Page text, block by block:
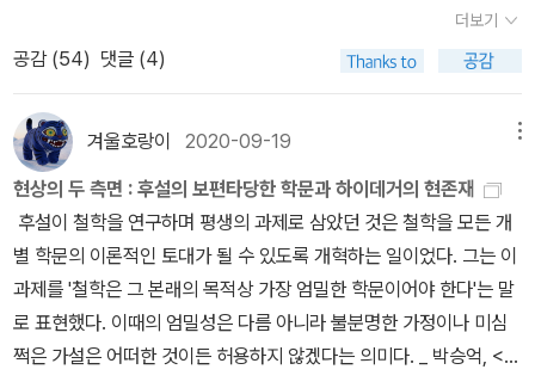
다. <판단력 비판>의 주제이기도 한 '나는 무엇을 희망해도 좋은가?'
라는 질문과 답을 통해 칸트는 우리가 윤리적으로 행위해야 하는 이
심 및 실천적 관심)은 다음의 세 물음으로 통합된다. 1. 나는 무엇을
알 수 있는가? 2. 나는 무엇을 행해야만 하는가? 3. 나는 무엇을 희망
해도 좋은가? 첫째 물음은 순전히 사변적이다. 우리는 이 물음에 대
해 가능한 모든 답변들을 남김없이 파헤쳤으며, 마침내 이성이 충족
할 수밖에 없고, 만약 이성이 실천적인 것을 주목하지 않는다면, 또한
만족할 이유도 갖게 되는 답변을 발견하였다.(p933)... 둘째 물음은
순전히 실천적이다. 이 물음은 실천적인 것으로서 순수이성에 속하기
는 하나, 그럼에도 초월적이지는 않고 도덕적이다. 그러니까 그것은
보면서 '진실'을 직시할 수 있었다. 그리고, 이것은 바로 예술의 '변증
법적 종합'이 이루어지는 순간이다. 보다 상세한 내용은 <되찾은 시
간>의 리뷰에서 정리하기로 하자. 결국, 앞서 말한 한 단락은 메제글
리즈를 거쳐 게르망트에 이르는 프루스트 예술론의 변증법적 종합을
그렸다는 점에서 매우 인상 깊게 다가온다...
을 통해 사고하며, 이성 (Vernunft)을 통해 지식 전체를 종합화함을
말한다. 그리고, 이러한 틀에서 근대철학에서는 감성, 지성, 이성를 정
의하고 이들의 역할에 대한 다양한 논의가 있어왔다. 마치 '겨울호랑
이'라는 사람에 대해 규정짓듯. <시냅스와 자아>는 뇌과학을 통해 존
재의 규정을 새롭게 한다. '명사'의 틀이 아닌 물리화학적 변화를 통해
존재의 의미를 밝히는 것. 그것이 이 책이 주는 의미가 아닌가를 생각
해본다.易與天地準，故能彌綸天地之道。仰以觀於天文，
俯以察於地理。是故知幽明之故，原始反終，故知死生之
說。精氣爲物，游魂爲變，是故知鬼神之情狀 역의 이치는
천지를 준거로 삼는다. 그래서 역과 천지는 항상 대등하다. 그러므로
리라는 기본적인 분야에서 경쟁력 있는 탁월한 경영 능력을 갖추고
있어야 한다는 점이다. 이 같은 첫 번째 영역은 결국 결과의 문제다.
반면 두 번째 영역은 무엇이 이런 결과를 만들어냈으며, 더욱 중요한
것은 앞으로도 이런 결과를 계속해서 만들어내기 위해서는 무엇인 필
요한가에 관한 것이다. _ 필립 피셔, <보수적인 투자자는 마음이 편하
다>, p24 다른 한편으로 이것은 수치를 해석하는 지성(知性)과 기
업에 열광하는 감성(感性)의 문제이기도 하다. 그리고, 어느 지점에
서 자신의 지향점을 찾아가야 할 지를 결정해야 할 이성(理性)을 파
악하는 문제는 바로 자신의 투자철학이 될 것이다. 필립 피셔의 장기
투자라는 철학은 끊임없이 PER을 높은 수준으로 유지할 수 있는 가
능성에서 비롯된다. 내용이 없는 사고는 공허하고, 개념이 없는 직관
변증학에서 순수 이성의 이율배반을 말한다. 우주론적 이념 체계 안
에서 초월적 이념으로 순수 이성에 대해 정립(定立)과 반정립(反定
환상록>과 관련해서는 첫째 상충이 내용상 관련있어 여기에 옮긴
다. 순수 이성의 이율배반, 초월적 이념들의 첫째 상충 A426 B454
정립 : 세계는 시간상 시초를 가지고 있으며, 공간적으로도 한계에 둘
러싸여 있다. 증명 : 왜 그러한가. 세계가 시간상 아무런 시초도 갖지
않는다고 가정해 보라. 그러면 모든 주어진 시점에 이르기까지 영원
이 경과한 것이다. 다시 말해 세계에서 사물들의 연이어 잇따른 상태
들의 무한 계열이 흐른 것이다. 그러나 계열의 무한성은 계열이 순차
적으로 연이은 종합에 의해서 결코 완결될 수 없는 데에 성립하는 것
다면 그것은 마땅히 '차이'가 될 것이다. _ 박영욱, <데리다 & 들뢰즈
: 의미와 무의미의 경계에서>, p18 데리다와 들뢰즈 철학 입문서인
<데리다 & 들뢰즈 : 의미와 무의미의 경계에서>는 두 철학자들의 공
통된 주제인 '차이'로부터 이들 철학의 전반을 살피는 방향으로 나간
다. 두 철학자 모두 '차이'를 다루다는 점에서는 공통적이지만, 데리다
는 보다 '기호 - 대상' 이라는 언어 측면에 초점을 맞추었다면, 들뢰즈
는 '전체 - 부분'이라는 관점에서 체계 측면에 중점을 둔다는 면에서
는 이들 사상에 차이가 있다. 데리다는 우리의 가장 일반적인 표상
체계인 '언어'가 이러한 목소리를 어떻게 억압해왔는가를 밝힘으로써
지금까지 왜곡된 서구의 사상을 거침없이 비판한다. 한편 들뢰즈는
표상주의를 정면으로 거부하고 표상주의에 의해 억압된 존재들의 다
더보기
공감 (54) 댓글 (4)
겨울호랑이 2020-09-19
현상의 두 측면 : 후설의 보편타당한 학문과 하이데거의 현존재
후설이 철학을 연구하며 평생의 과제로 삼았던 것은 철학을 모든 개
별 학문의 이론적인 토대가 될 수 있도록 개혁하는 일이었다. 그는 이
과제를 '철학은 그 본래의 목적상 가장 엄밀한 학문이어야 한다'는 말
로 표현했다. 이때의 엄밀성은 다름 아니라 불분명한 가정이나 미심
쩍은 가설은 어떠한 것이든 허용하지 않겠다는 의미다. _ 박승억, <후